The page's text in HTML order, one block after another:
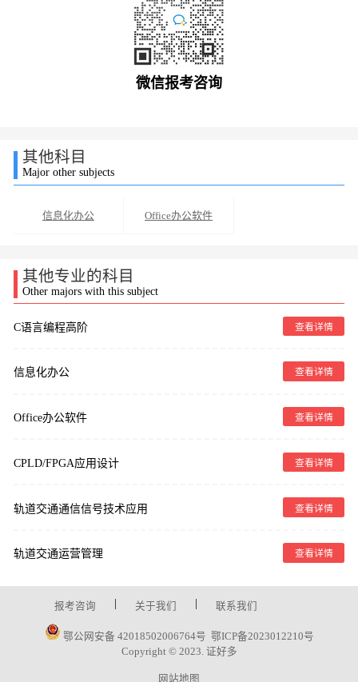
微信报考咨询
其他科目
Major other subjects
信息化办公 Office办公软件
其他专业的科目
Other majors with this subject
C语言编程高阶 查看详情
信息化办公 查看详情
Office办公软件 查看详情
CPLD/FPGA应用设计 查看详情
轨道交通通信信号技术应用 查看详情
轨道交通运营管理 查看详情
报考咨询 关于我们 联系我们
鄂公网安备 42018502006764号 鄂ICP备2023012210号
Copyright © 2023. 证好多
网站地图